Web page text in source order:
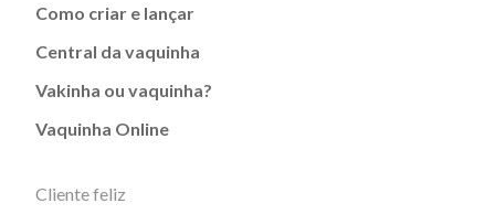
Como criar e lançar
Central da vaquinha
Vakinha ou vaquinha?
Vaquinha Online
Cliente feliz